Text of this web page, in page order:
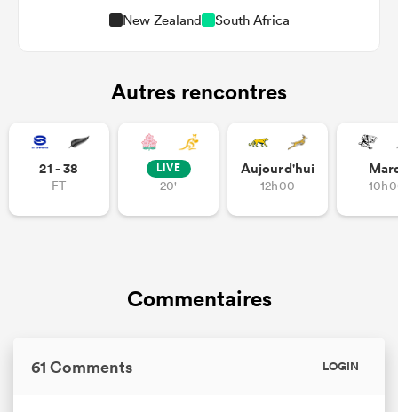
New Zealand South Africa
Autres rencontres
21 - 38
FT
LIVE
20'
Aujourd'hui
12h00
Commentaires
61 Comments LOGIN